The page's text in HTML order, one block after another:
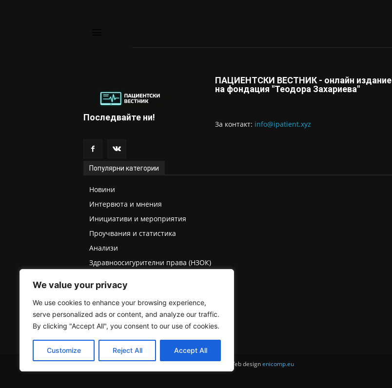
We value your privacy
We use cookies to enhance your browsing experience,
serve personalized ads or content, and analyze our traffic.
By clicking "Accept All", you consent to our use of cookies.
Customize Reject All Accept All
Последвайте ни!
ПАЦИЕНТСКИ ВЕСТНИК - онлайн издание
на фондация "Теодора Захариева"
За контaкт: info@ipatient.xyz
Популярни категории
Новини
Интервюта и мнения
Инициативи и мероприятия
Проучвания и статистика
Анализи
Здравноосигурителни права (НЗОК)
Медицинска експертиза (ТЕЛК/НЕЛК)
2025 © Пациентски вестник. Всички права запазени . Web designenicomp.eu